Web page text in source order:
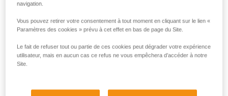
navigation.
Vous pouvez retirer votre consentement à tout moment en cliquant sur le lien «
Paramètres des cookies » prévu à cet effet en bas de page du Site.
Le fait de refuser tout ou partie de ces cookies peut dégrader votre expérience
utilisateur, mais en aucun cas ce refus ne vous empêchera d’accéder à notre
Site.